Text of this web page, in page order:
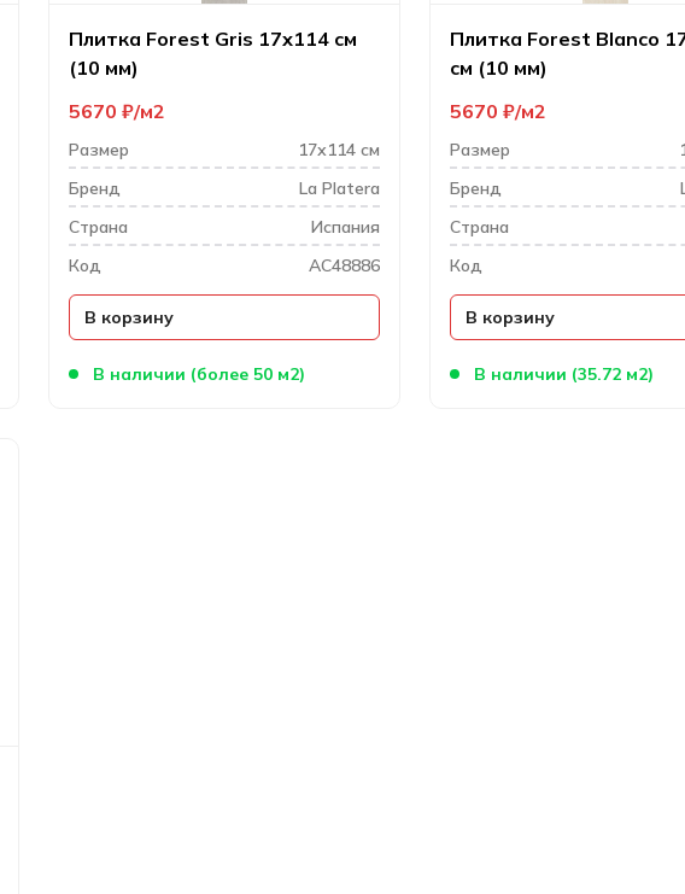
Плитка Forest Gris 17х114 см
(10 мм)
В наличии (более 50 м2)
5670 ₽ м2
Размер
17х114 см
Бренд
La Platera
Cтрана
Испания
Код
AC48886
В корзину
Плитка Forest Blanco
см (10 мм)
В наличии (35.72 м2)
5670 ₽ м2
Размер
Бренд
Cтрана
Код
В корзину